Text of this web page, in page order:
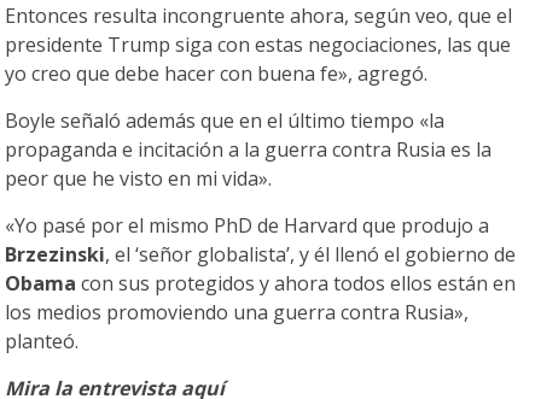
Entonces resulta incongruente ahora, según veo, que el
presidente Trump siga con estas negociaciones, las que
yo creo que debe hacer con buena fe», agregó.
Boyle señaló además que en el último tiempo «la
propaganda e incitación a la guerra contra Rusia es la
peor que he visto en mi vida».
«Yo pasé por el mismo PhD de Harvard que produjo a
Brzezinski, el ‘señor globalista’, y él llenó el gobierno de
Obama con sus protegidos y ahora todos ellos están en
los medios promoviendo una guerra contra Rusia»,
planteó.
Mira la entrevista aquí